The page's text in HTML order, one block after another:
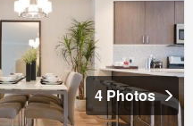
4 Photos